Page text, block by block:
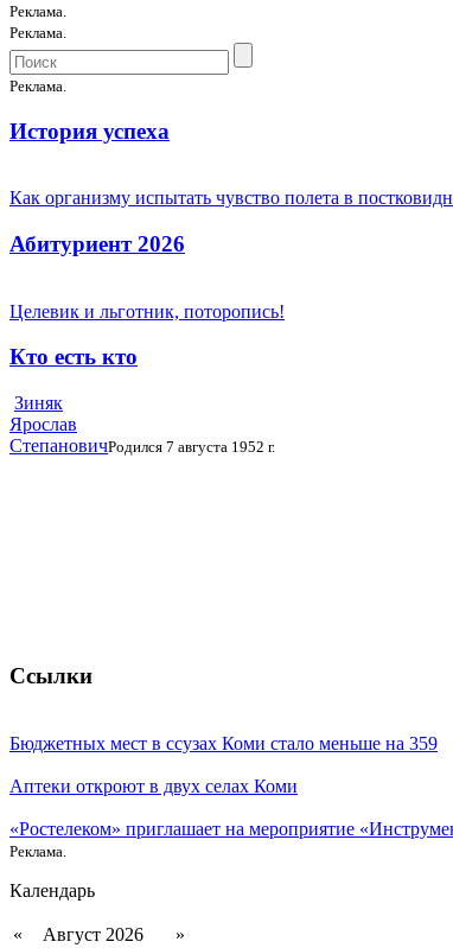
Реклама.
Реклама.
Реклама.
История успеха
Как организму испытать чувство полета в
Абитуриент 2026
Целевик и льготник, поторопись!
Кто есть кто
Зиняк
Ярослав
СтепановичРодился 7 августа 1952 г.
Ссылки
Бюджетных мест в ссузах Коми стало меньше на 359
Аптеки откроют в двух селах Коми
«Ростелеком» приглашает на мероприятие
Реклама.
Календарь
« Август 2026
»